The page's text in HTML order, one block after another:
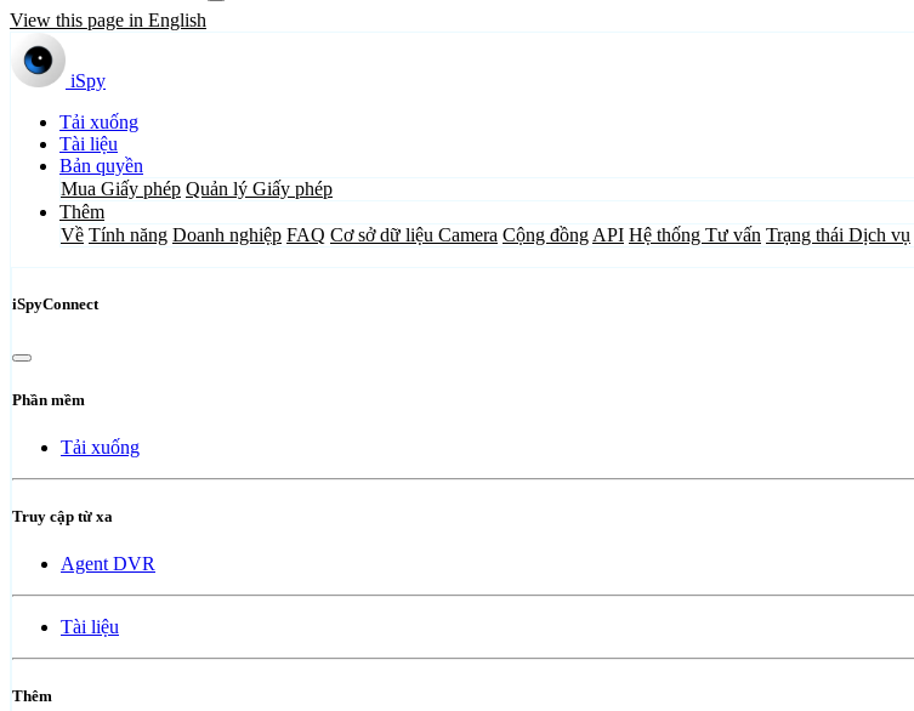
View this page in English
iSpy
Tải xuống
Tài liệu
Bản quyền
Mua Giấy phép Quản lý Giấy phép
Thêm
Về Tính năng Doanh nghiệp FAQ Cơ sở dữ liệu Camera Cộng đồng API Hệ thống Tư vấn Trạng thái Dịch vụ
iSpyConnect
Phần mềm
Tải xuống
Truy cập từ xa
Agent DVR
Tài liệu
Thêm